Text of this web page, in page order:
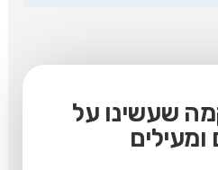
שעשינו על
ומעילים